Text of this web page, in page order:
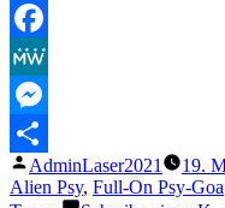
Telegram
Facebook
MeWe
Messenger
Teilen
Veröffentlicht
von
AdminLaser2021 19.
Alien Psy, Full-On Psy-Goa